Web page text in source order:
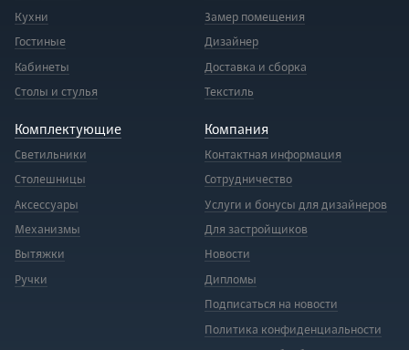
Кухни
Гостиные
Кабинеты
Столы и стулья
Замер помещения
Дизайнер
Доставка и сборка
Текстиль
Комплектующие
Светильники
Столешницы
Аксессуары
Механизмы
Вытяжки
Ручки
Компания
Контактная информация
Сотрудничество
Услуги и бонусы для дизайнеров
Для застройщиков
Новости
Дипломы
Подписаться на новости
Политика конфиденциальности